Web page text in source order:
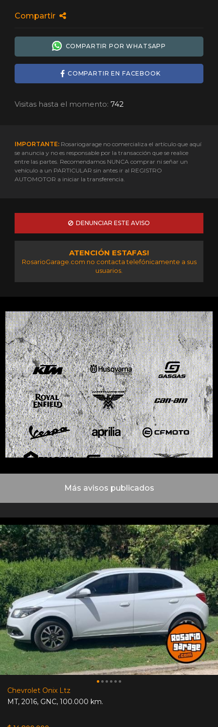
Compartir
COMPARTIR POR WHATSAPP
COMPARTIR EN FACEBOOK
Visitas hasta el momento: 742
IMPORTANTE: Rosariogarage no comercializa el artículo que aquí
se anuncia y no es responsable por la transacción que se realice
entre las partes. Recomendamos NUNCA comprar ni señar un
vehículo a un PARTICULAR sin antes ir al REGISTRO
AUTOMOTOR a iniciar la transferencia.
DENUNCIAR ESTE AVISO
ATENCIÓN ESTAFAS!
RosarioGarage.com no contacta telefónicamente a sus
usuarios.
Más avisos publicados
Chevrolet Onix Ltz
MT, 2016, GNC, 100.000 km.